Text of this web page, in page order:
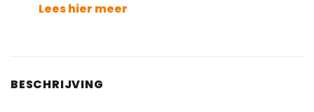
Lees hier meer
BESCHRIJVING